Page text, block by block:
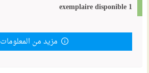
1 exemplaire disponible
مزيد من المعلومات